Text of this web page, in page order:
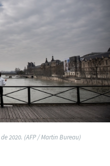
2020. (AFP / Martin Bureau)